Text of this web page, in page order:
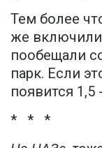
Тем более
же
пообещали
парк. Если
появится 1,5
* * *